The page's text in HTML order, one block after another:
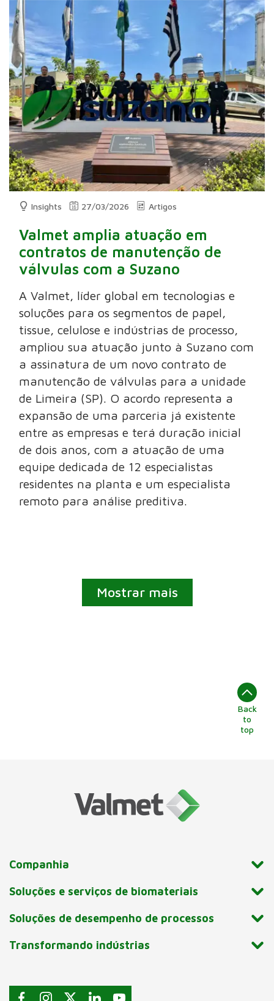
Insights 27/03/2026 Artigos
Valmet amplia atuação em
contratos de manutenção de
válvulas com a Suzano
A Valmet, líder global em tecnologias e
soluções para os segmentos de papel,
tissue, celulose e indústrias de processo,
ampliou sua atuação junto à Suzano com
a assinatura de um novo contrato de
manutenção de válvulas para a unidade
de Limeira (SP). O acordo representa a
expansão de uma parceria já existente
entre as empresas e terá duração inicial
de dois anos, com a atuação de uma
equipe dedicada de 12 especialistas
residentes na planta e um especialista
remoto para análise preditiva.
Mostrar mais
Back
to
top
Companhia
Soluções e serviços de biomateriais
Soluções de desempenho de processos
Transformando indústrias